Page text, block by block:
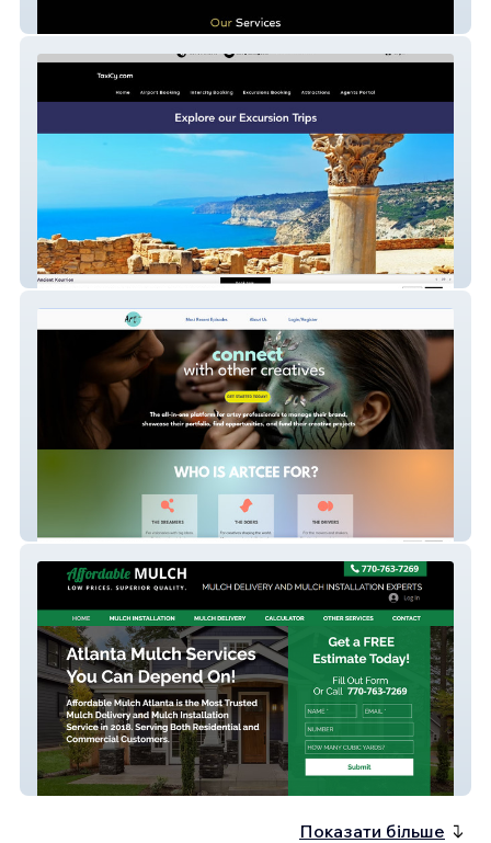
TaxiCy.com
new-affordable-site
Показати більше